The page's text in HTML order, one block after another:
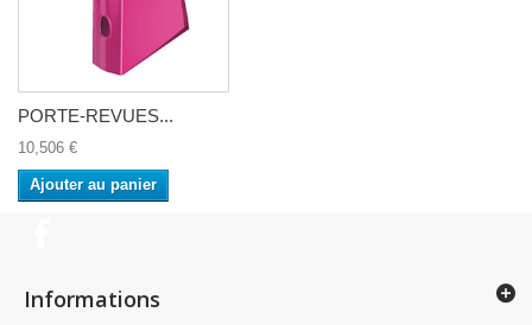
PORTE-REVUES...
10,506 €
Ajouter au panier
Informations